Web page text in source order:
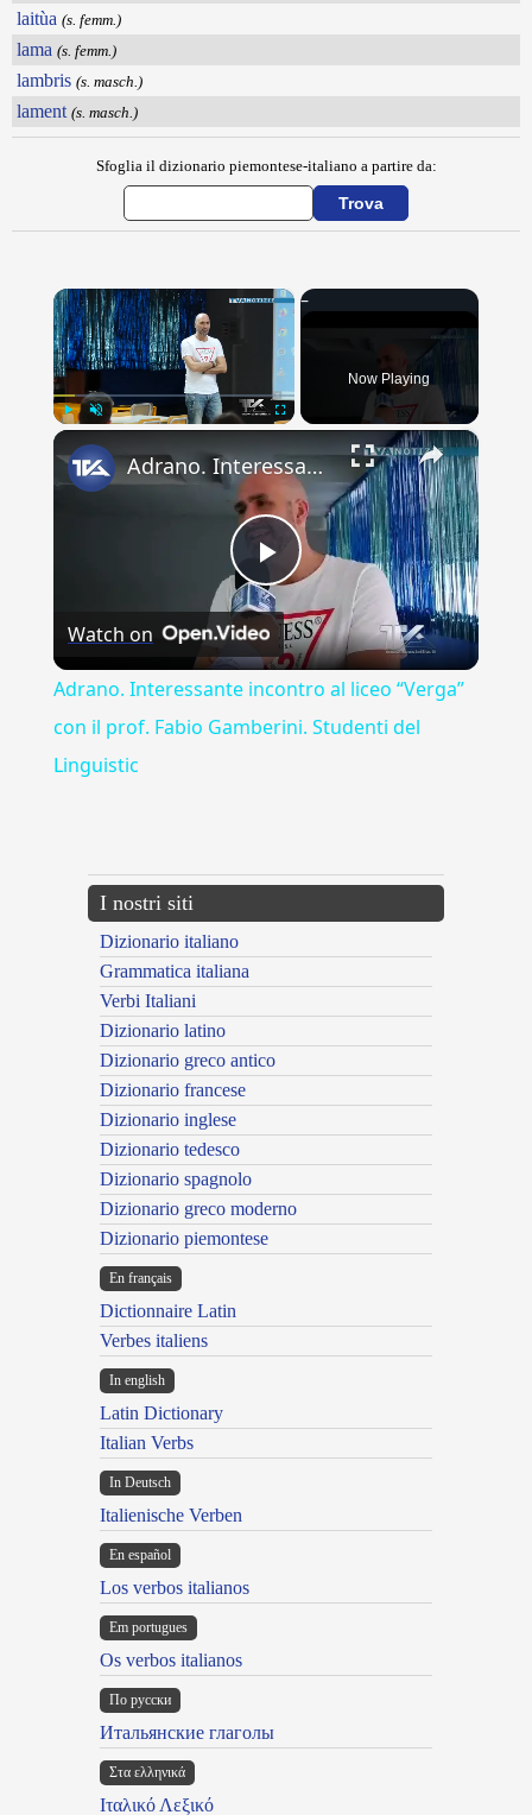
laitùa (s. femm.)
lama (s. femm.)
lambris (s. masch.)
lament (s. masch.)
Sfoglia il dizionario piemontese-italiano a partire da:
×
Now Playing
×
Play
Video
Adrano. Interessante incontro al liceo “Verga” con il prof. Fabio Gamberini. Studenti del Linguistic
Watch on
Adrano. Interessante incontro al liceo “Verga”
con il prof. Fabio Gamberini. Studenti del
Linguistic
I nostri siti
Dizionario italiano
Grammatica italiana
Verbi Italiani
Dizionario latino
Dizionario greco antico
Dizionario francese
Dizionario inglese
Dizionario tedesco
Dizionario spagnolo
Dizionario greco moderno
Dizionario piemontese
En français
Dictionnaire Latin
Verbes italiens
In english
Latin Dictionary
Italian Verbs
In Deutsch
Italienische Verben
En español
Los verbos italianos
Em portugues
Os verbos italianos
По русски
Итальянские глаголы
Στα ελληνικά
Ιταλικό Λεξικό